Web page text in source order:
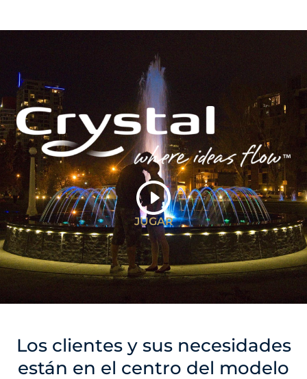
JUGAR
Los clientes y sus necesidades
están en el centro del modelo